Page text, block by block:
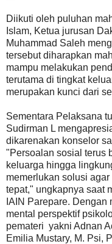
Diikuti oleh puluhan
Islam, Ketua jurusan
Muhammad Saleh
tersebut diharapkan
mampu melakukan
terutama di tingkat
merupakan kunci dari
Sementara Pelaksana
Sudirman L
dikarenakan konselor
"Persoalan sosial terus
keluarga hingga
memerlukan solusi
tepat," ungkapnya saat
IAIN Parepare.
mental perspektif
pemateri yakni Adnan
Emilia Mustary, M. Psi,